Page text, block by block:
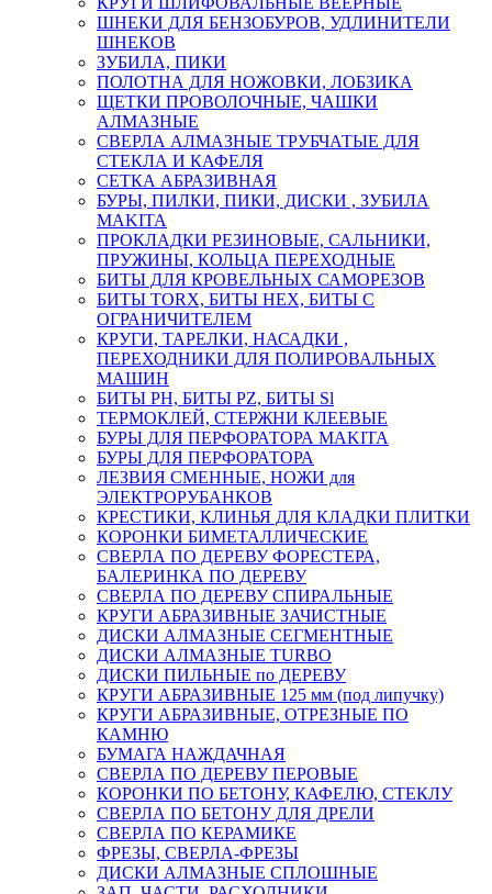
ШНЕКИ ДЛЯ БЕНЗОБУРОВ, УДЛИНИТЕЛИ
ШНЕКОВ
ЗУБИЛА, ПИКИ
ПОЛОТНА ДЛЯ НОЖОВКИ, ЛОБЗИКА
ЩЕТКИ ПРОВОЛОЧНЫЕ, ЧАШКИ
АЛМАЗНЫЕ
СВЕРЛА АЛМАЗНЫЕ ТРУБЧАТЫЕ ДЛЯ
СТЕКЛА И КАФЕЛЯ
СЕТКА АБРАЗИВНАЯ
БУРЫ, ПИЛКИ, ПИКИ, ДИСКИ , ЗУБИЛА
MAKITA
ПРОКЛАДКИ РЕЗИНОВЫЕ, САЛЬНИКИ,
ПРУЖИНЫ, КОЛЬЦА ПЕРЕХОДНЫЕ
БИТЫ ДЛЯ КРОВЕЛЬНЫХ САМОРЕЗОВ
БИТЫ TORX, БИТЫ НЕХ, БИТЫ С
ОГРАНИЧИТЕЛЕМ
КРУГИ, ТАРЕЛКИ, НАСАДКИ ,
ПЕРЕХОДНИКИ ДЛЯ ПОЛИРОВАЛЬНЫХ
МАШИН
БИТЫ PH, БИТЫ PZ, БИТЫ Sl
ТЕРМОКЛЕЙ, СТЕРЖНИ КЛЕЕВЫЕ
БУРЫ ДЛЯ ПЕРФОРАТОРА MAKITA
БУРЫ ДЛЯ ПЕРФОРАТОРА
ЛЕЗВИЯ СМЕННЫЕ, НОЖИ для
ЭЛЕКТРОРУБАНКОВ
КРЕСТИКИ, КЛИНЬЯ ДЛЯ КЛАДКИ ПЛИТКИ
КОРОНКИ БИМЕТАЛЛИЧЕСКИЕ
СВЕРЛА ПО ДЕРЕВУ ФОРЕСТЕРА,
БАЛЕРИНКА ПО ДЕРЕВУ
СВЕРЛА ПО ДЕРЕВУ СПИРАЛЬНЫЕ
КРУГИ АБРАЗИВНЫЕ ЗАЧИСТНЫЕ
ДИСКИ АЛМАЗНЫЕ СЕГМЕНТНЫЕ
ДИСКИ АЛМАЗНЫЕ TURBO
ДИСКИ ПИЛЬНЫЕ по ДЕРЕВУ
КРУГИ АБРАЗИВНЫЕ 125 мм (под липучку)
КРУГИ АБРАЗИВНЫЕ, ОТРЕЗНЫЕ ПО
КАМНЮ
БУМАГА НАЖДАЧНАЯ
СВЕРЛА ПО ДЕРЕВУ ПЕРОВЫЕ
КОРОНКИ ПО БЕТОНУ, КАФЕЛЮ, СТЕКЛУ
СВЕРЛА ПО БЕТОНУ ДЛЯ ДРЕЛИ
СВЕРЛА ПО КЕРАМИКЕ
ФРЕЗЫ, СВЕРЛА-ФРЕЗЫ
ДИСКИ АЛМАЗНЫЕ СПЛОШНЫЕ